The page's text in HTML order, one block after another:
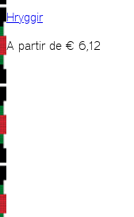
Hryggir
A partir de € 6,12